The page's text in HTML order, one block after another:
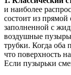
и наиболее
состоит из прямой
заполненной с
воздушные
трубки. Когда оба
что поверхность
Если пузырьки